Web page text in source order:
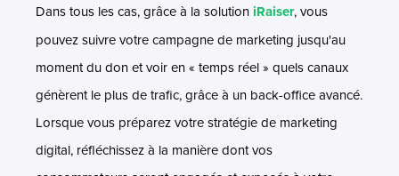
Dans tous les cas, grâce à la solutioniRaiser, vous
pouvez suivre votre campagne de marketing jusqu'au
moment du don et voir en « temps réel » quels canaux
génèrent le plus de trafic, grâce à un back-office avancé.
Lorsque vous préparez votre stratégie de marketing
digital, réfléchissez à la manière dont vos